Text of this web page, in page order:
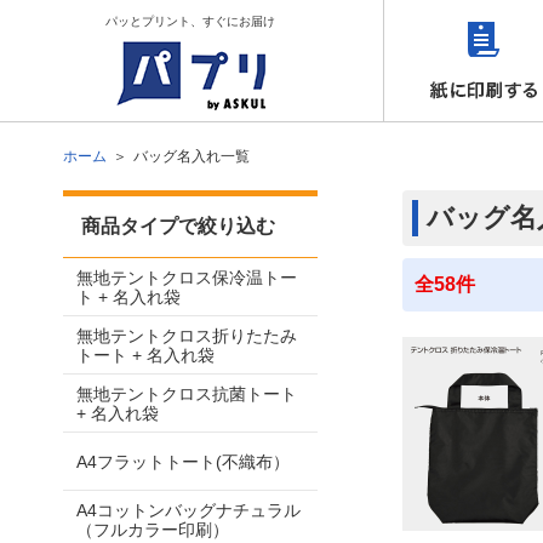
パッとプリント、すぐにお届け
ホーム バッグ名入れ一覧
バッグ名
全58件
商品タイプで絞り込む
無地テントクロス保冷温トー
ト + 名入れ袋
無地テントクロス折りたたみ
トート + 名入れ袋
無地テントクロス抗菌トート
+ 名入れ袋
A4フラットトート(不織布）
A4コットンバッグナチュラル
（フルカラー印刷）